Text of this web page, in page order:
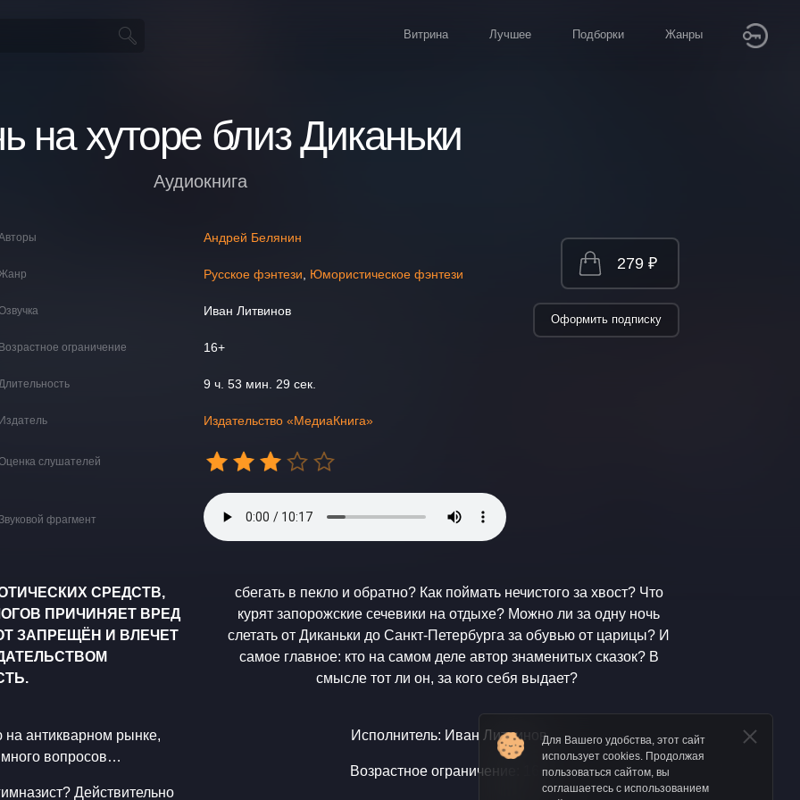
Витрина Лучшее Подборки Жанры
на хуторе близ Диканьки
Аудиокнига
Андрей Белянин
Русское фэнтези Юмористическое фэнтези
Иван Литвинов
ограничение 16+
9 ч. 53 мин. 29 сек.
Издательство «МедиаКнига»
слушателей
фрагмент
279 ₽
Оформить подписку
СРЕДСТВ,
ПРИЧИНЯЕТ ВРЕД
ЗАПРЕЩЁН И ВЛЕЧЕТ
на антикварном рынке,
вопросов…
Действительно
сбегать в пекло и обратно? Как поймать нечистого за хвост? Что
курят запорожские сечевики на отдыхе? Можно ли за одну ночь
слетать от Диканьки до Санкт-Петербурга за обувью от царицы? И
самое главное: кто на самом деле автор знаменитых сказок? В
смысле тот ли он, за кого себя выдает?
Исполнитель: Иван Литвинов
Возрастное ограничение: 16+
Для Вашего удобства, этот сайт
использует cookies. Продолжая
пользоваться сайтом, вы
соглашаетесь с использованием